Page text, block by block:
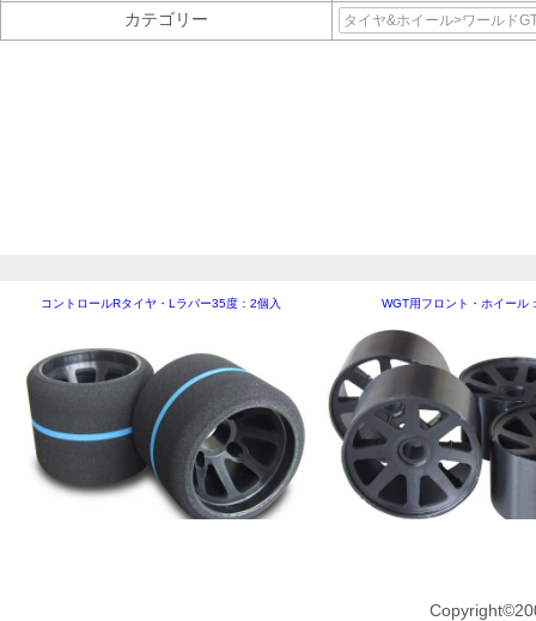
カテゴリー
タイヤ&ホイール>ワールド
コントロールRタイヤ・Lラバー35度：2個入 WGT用フロント・ホイール